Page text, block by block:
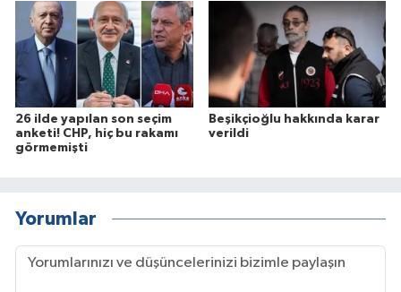
26 ilde yapılan son seçim
anketi! CHP, hiç bu rakamı
görmemişti
Beşikçioğlu hakkında karar
verildi
Yorumlar